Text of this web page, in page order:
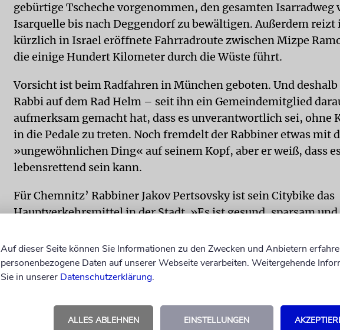
gebürtige Tscheche vorgenommen, den gesamten Isarradweg
Isarquelle bis nach Deggendorf zu bewältigen. Außerdem reizt
kürzlich in Israel eröffnete Fahrradroute zwischen Mizpe
die einige Hundert Kilometer durch die Wüste führt.
Vorsicht ist beim Radfahren in München geboten. Und
Rabbi auf dem Rad Helm – seit ihn ein Gemeindemitglied
aufmerksam gemacht hat, dass es unverantwortlich sei, ohne
in die Pedale zu treten. Noch fremdelt der Rabbiner etwas mit
»ungewöhnlichen Ding« auf seinem Kopf, aber er weiß, dass
lebensrettend sein kann.
Für Chemnitz’ Rabbiner Jakov Pertsovsky ist sein Citybike das
Hauptverkehrsmittel in der Stadt. »Es ist gesund, sparsam
erledigt alltägliche Besorgungen auf zwei Rädern. Das Einzige,
Radfahren in der Stadt nervt, sind die vielen Ampeln. Dafür
Fahrtwind bei schwungvollen Bergabfahrten. Seine liebste
PRIVATVERGNÜGENIm Gegensatz zu seinen Kollegen Kucera
Auf dieser Seite können Sie Informationen zu den Zwecken und Anbietern
personenbezogene Daten auf unserer Webseite verarbeiten. Weitergehende
Sie in unserer Datenschutzerklärung.
ALLES ABLEHNEN EINSTELLUNGEN